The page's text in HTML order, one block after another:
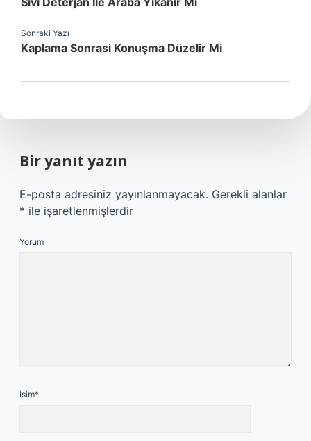
Sonraki Yazı
Kaplama Sonrasi Konuşma Düzelir Mi
Bir yanıt yazın
E-posta adresiniz yayınlanmayacak. Gerekli alanlar
* ile işaretlenmişlerdir
Yorum
İsim*